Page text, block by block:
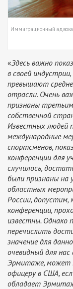
Иммиграционный
«Здесь важно
в своей
превышают
отрасли. Очень
признаны
собственной
Известных людей
международные
спортсменов,
конференции для
случилось,
были признаны на
областных
России, допустим,
конференции,
известны. Однако
перечислить
значение для
очевидный для
Эрмитаже, может
офицеру в США,
обладает